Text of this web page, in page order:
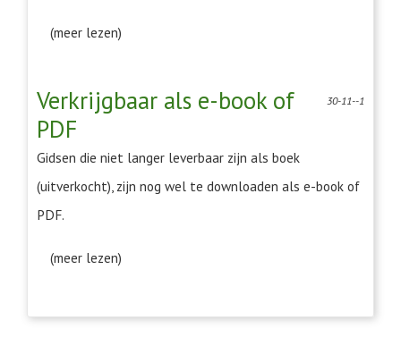
(meer lezen)
30-11--1
Verkrijgbaar als e-book of
PDF
Gidsen die niet langer leverbaar zijn als boek
(uitverkocht), zijn nog wel te downloaden als e-book of
PDF.
(meer lezen)